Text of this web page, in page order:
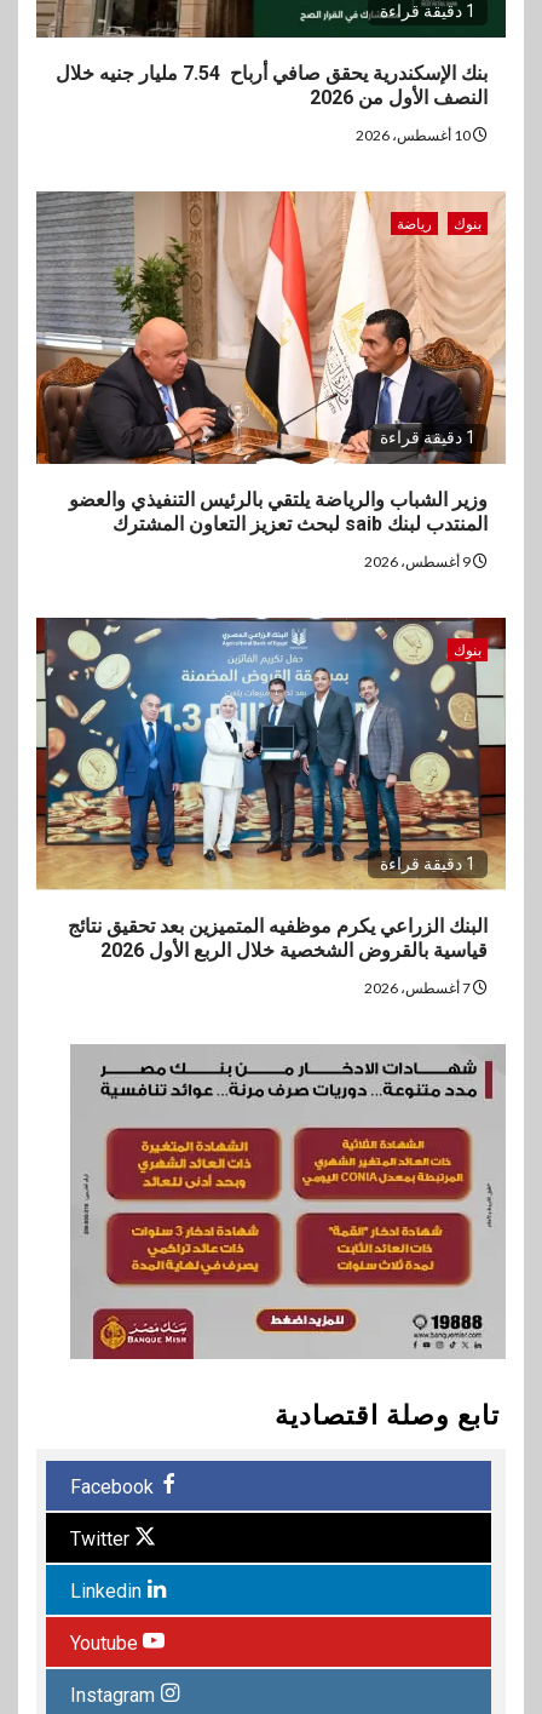
1 دقيقة قراءة
بنك الإسكندرية يحقق صافي أرباح 7.54 مليار جنيه خلال
النصف الأول من 2026
بنوك رياضة
1 دقيقة قراءة
وزير الشباب والرياضة يلتقي بالرئيس التنفيذي والعضو
المنتدب لبنك saib لبحث تعزيز التعاون المشترك
بنوك
1 دقيقة قراءة
البنك الزراعي يكرم موظفيه المتميزين بعد تحقيق نتائج
قياسية بالقروض الشخصية خلال الربع الأول 2026
تابع وصلة اقتصادية
Facebook
Twitter
Linkedin
Youtube
Instagram